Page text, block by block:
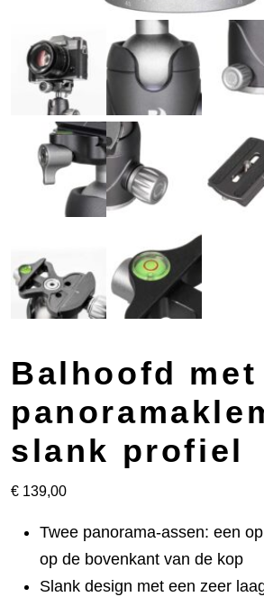
Balhoofd met
slank profiel
€ 139,00
Twee panorama-assen: een
op de bovenkant van de kop
Slank design met een zeer